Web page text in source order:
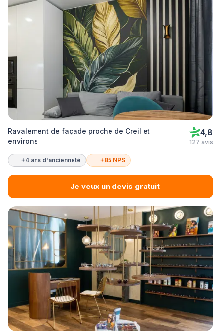
Ravalement de façade proche de Creil et
environs
4,8
127 avis
+4 ans d'ancienneté +85 NPS
Je veux un devis gratuit